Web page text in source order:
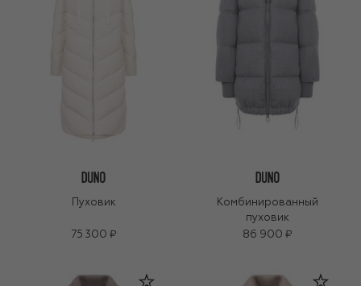
Пуховик
75 300 ₽
Комбинированный
пуховик
86 900 ₽